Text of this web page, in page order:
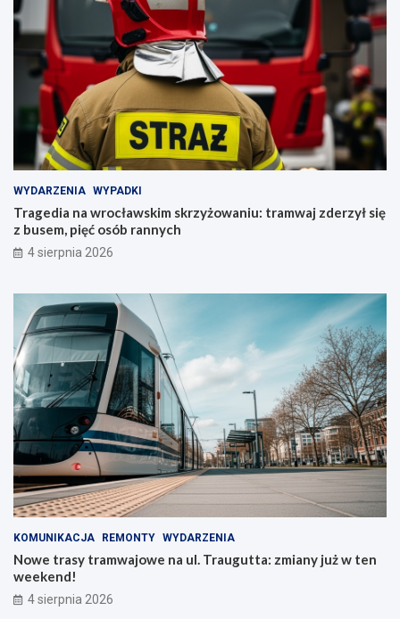
WYDARZENIA WYPADKI
Tragedia na wrocławskim skrzyżowaniu: tramwaj zderzył się
z busem, pięć osób rannych
4 sierpnia 2026
KOMUNIKACJA REMONTY WYDARZENIA
Nowe trasy tramwajowe na ul. Traugutta: zmiany już w ten
weekend!
4 sierpnia 2026